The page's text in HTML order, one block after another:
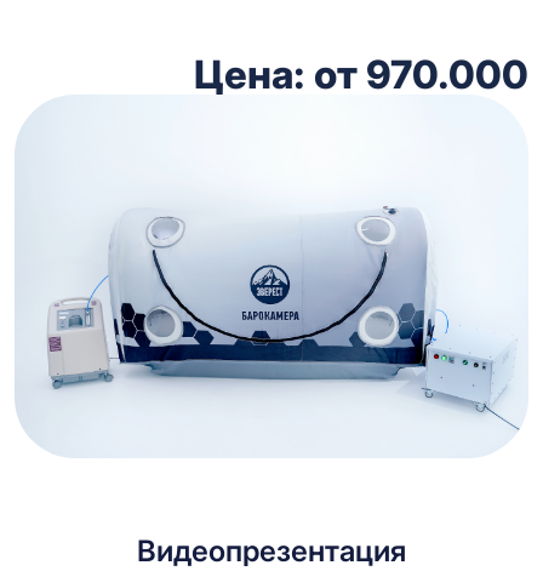
Цена: от 970.000
Видеопрезентация